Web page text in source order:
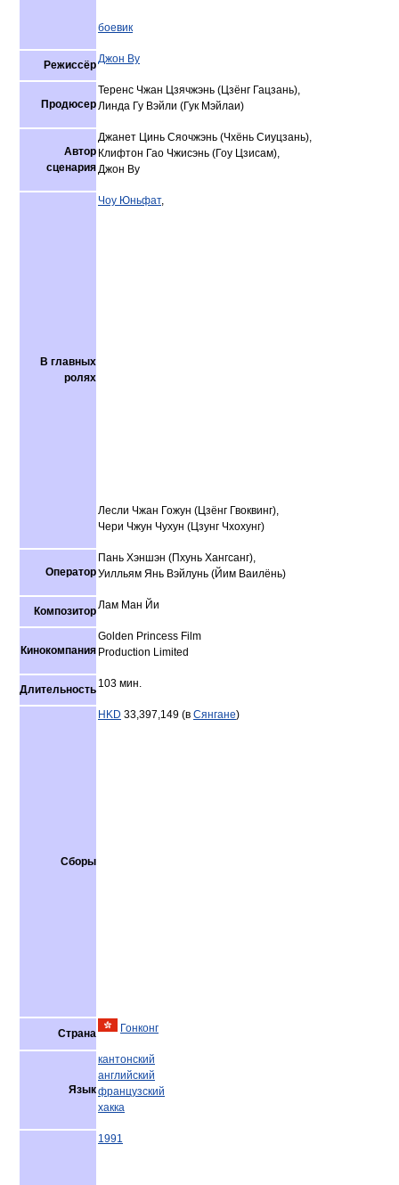
боевик
РежиссёрДжон Ву
Продюсер
Теренс Чжан Цзячжэнь (Цзёнг Гацзань),
Линда Гу Вэйли (Гук Мэйлаи)
Автор
сценария
Джанет Цинь Сяочжэнь (Чхёнь Сиуцзань),
Клифтон Гао Чжисэнь (Гоу Цзисам),
Джон Ву
В главных
ролях
Чоу Юньфат,
Лесли Чжан Гожун (Цзёнг Гвоквинг),
Чери Чжун Чухун (Цзунг Чхохунг)
Оператор
Пань Хэншэн (Пхунь Хангсанг),
Уилльям Янь Вэйлунь (Йим Ваилёнь)
КомпозиторЛам Ман Йи
Кинокомпания
Golden Princess Film
Production Limited
Длительность 103 мин.
Сборы
HKD 33,397,149 (в Сянгане)
Страна Гонконг
Язык
кантонский
английский
французский
хакка
1991